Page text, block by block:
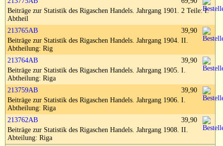
Beiträge zur Statistik des Rigaschen Handels. Jahrgang 1901. 2 Teile: I.
Abtheil
213765AB
Beiträge zur Statistik des Rigaschen Handels. Jahrgang 1904. II.
Abtheilung: Rig
39,90
213764AB
Beiträge zur Statistik des Rigaschen Handels. Jahrgang 1905. I.
Abtheilung: Riga
39,90
213759AB
Beiträge zur Statistik des Rigaschen Handels. Jahrgang 1906. I.
Abtheilung: Riga
39,90
213762AB
Beiträge zur Statistik des Rigaschen Handels. Jahrgang 1908. II.
Abteilung: Riga
39,90